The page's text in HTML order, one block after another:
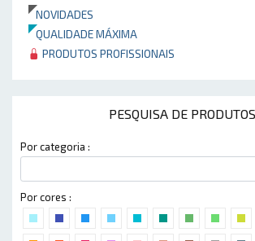
NOVIDADES
QUALIDADE MÁXIMA
PRODUTOS PROFISSIONAIS
PESQUISA DE PRODUTOS
Por categoria :
Por cores :